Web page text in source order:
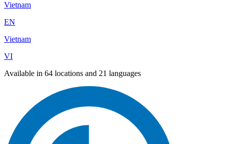
Vietnam
EN
Vietnam
VI
Available in 64 locations and 21 languages